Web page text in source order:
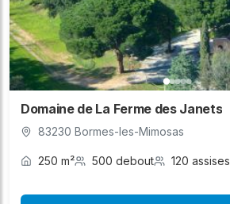
Domaine de La Ferme des Janets
83230 Bormes-les-Mimosas
250 m² 500 debout 120 assises